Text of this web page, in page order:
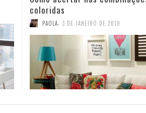
PAOLA, 26 DE DEZEMBRO DE 2018